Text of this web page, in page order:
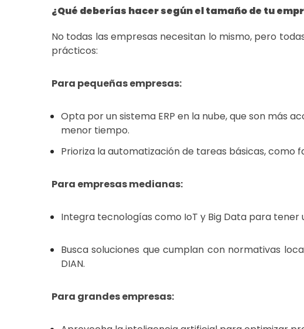
¿Qué deberías hacer según el tamaño de tu
No todas las empresas necesitan lo mismo, pero
prácticos:
Para pequeñas empresas:
Opta por un sistema ERP en la nube, que son más
menor tiempo.
Prioriza la automatización de tareas básicas, como
Para empresas medianas:
Integra tecnologías como IoT y Big Data para
Busca soluciones que cumplan con normativas
DIAN.
Para grandes empresas: